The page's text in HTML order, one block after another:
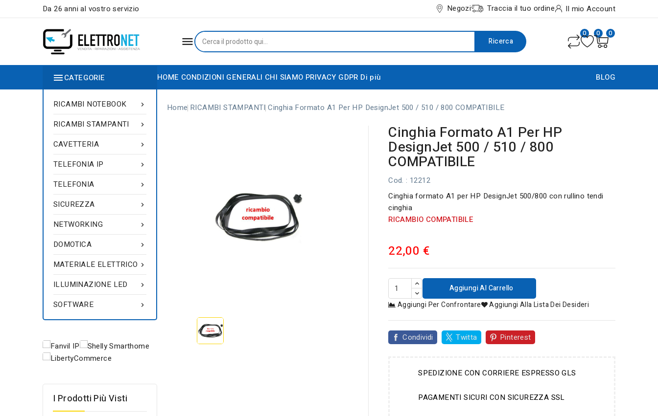
Da 26 anni al vostro servizio Negozi Traccia il tuo ordine Il mio Account
 Ricerca
0 0 0
HOME CONDIZIONI GENERALI CHI SIAMO PRIVACY GDPR Di più BLOG
CATEGORIE

RICAMBI NOTEBOOK

RICAMBI STAMPANTI

CAVETTERIA

TELEFONIA IP

TELEFONIA

SICUREZZA

NETWORKING

DOMOTICA

MATERIALE ELETTRICO

ILLUMINAZIONE LED

SOFTWARE
I Prodotti Più Visti
Home RICAMBI STAMPANTI Cinghia Formato A1 Per HP DesignJet 500 / 510 / 800 COMPATIBILE
Cinghia Formato A1 Per HP
DesignJet 500 / 510 / 800
COMPATIBILE
Cod. : 12212
Cinghia formato A1 per HP DesignJet 500/800 con rullino tendi
cinghia
RICAMBIO COMPATIBILE
22,00 €
Aggiungi Al Carrello
Aggiungi Per Confrontare
Aggiungi Alla Lista Dei Desideri
Condividi Twitta Pinterest
SPEDIZIONE CON CORRIERE ESPRESSO GLS
PAGAMENTI SICURI CON SICUREZZA SSL